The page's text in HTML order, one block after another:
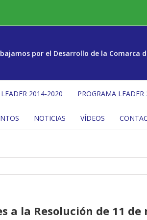
por el Desarrollo de la Comarca
2014-2020 PROGRAMA
NOTICIAS VÍDEOS
a la Resolución de 11 de